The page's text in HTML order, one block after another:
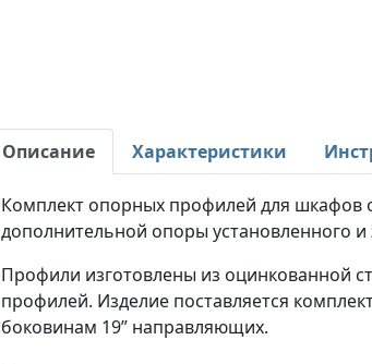
Описание Характеристики
Комплект опорных профилей для шкафов
дополнительной опоры установленного
Профили изготовлены из оцинкованной
профилей. Изделие поставляется
боковинам 19” направляющих.